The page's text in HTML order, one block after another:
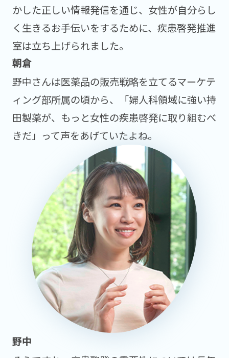
かした正しい情報発信を通じ、女性が自分らし
く生きるお手伝いをするために、疾患啓発推進
室は立ち上げられました。
野中さんは医薬品の販売戦略を立てるマーケテ
ィング部所属の頃から、「婦人科領域に強い持
田製薬が、もっと女性の疾患啓発に取り組むべ
きだ」って声をあげていたよね。